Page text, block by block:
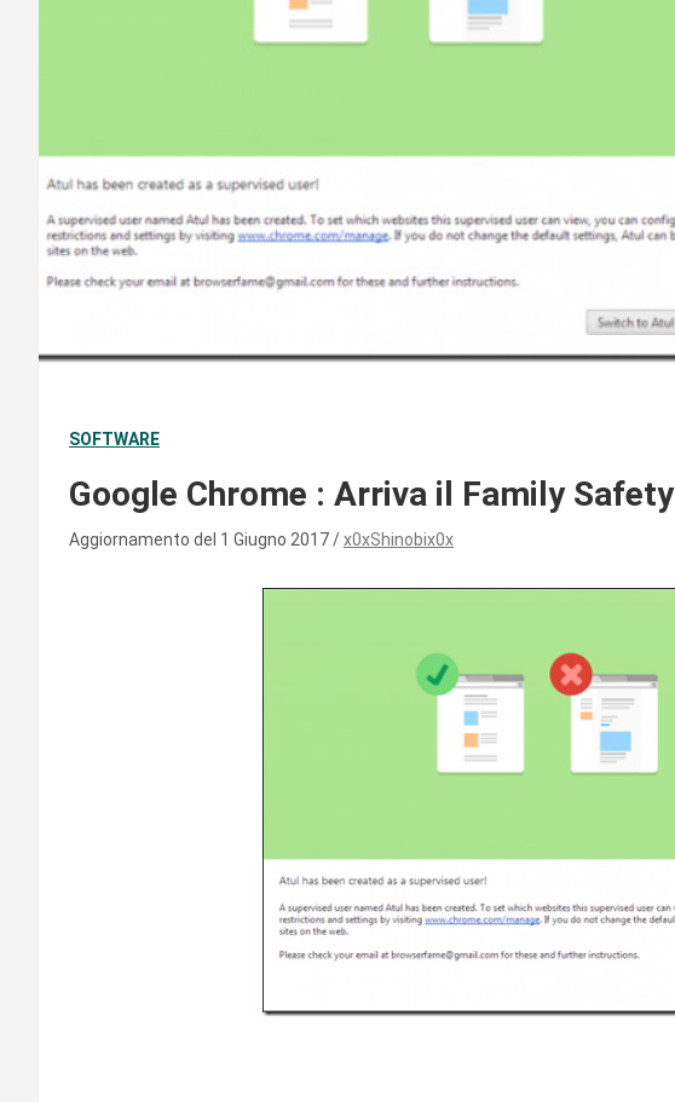
SOFTWARE
Google Chrome : Arriva il Family Safety
Aggiornamento del 1 Giugno 2017 x0xShinobix0x